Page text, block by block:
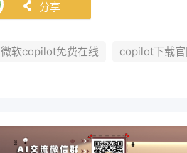
󰄯 分享
微软copilot免费在线
copilot下载